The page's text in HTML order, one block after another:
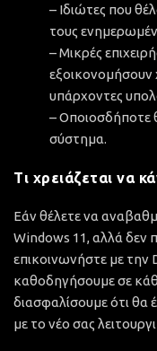
– Ιδιώτες που
τους
– Μικρές
υπάρχοντες
– Οποιοσδήποτε
σύστημα.
Τι χρειάζεται να
Εάν θέλετε να
Windows 11, αλλά δεν
επικοινωνήστε με
καθοδηγήσουμε σε
διασφαλίσουμε ότι θα
με το νέο σας